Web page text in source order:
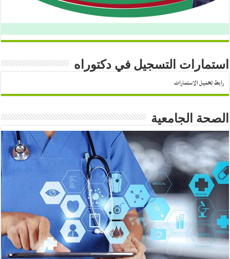
استمارات التسجيل في دكتوراه
رابط تحميل الاستمارات
الصحة الجامعية